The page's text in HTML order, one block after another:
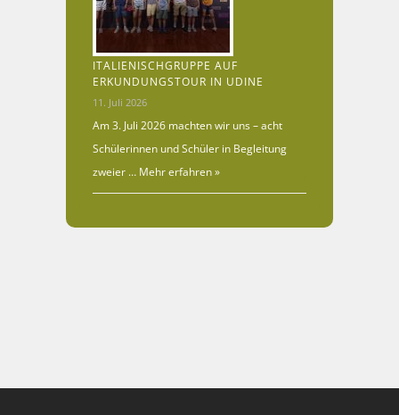
ITALIENISCHGRUPPE AUF
ERKUNDUNGSTOUR IN UDINE
11. Juli 2026
Am 3. Juli 2026 machten wir uns – acht
Schülerinnen und Schüler in Begleitung
zweier … Mehr erfahren »